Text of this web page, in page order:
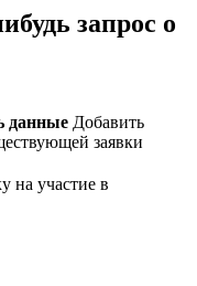
запрос о
данные Добавить
заявки
на участие в